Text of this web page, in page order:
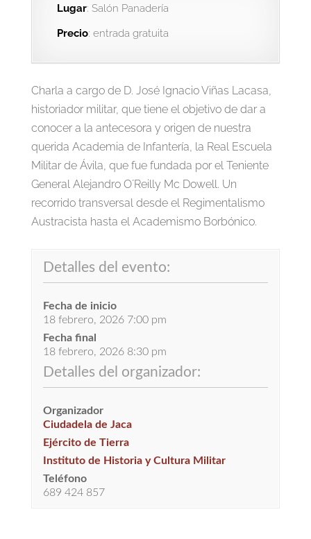
Lugar: Salón Panadería
Precio: entrada gratuita
Charla a cargo de D. José Ignacio Viñas Lacasa,
historiador militar, que tiene el objetivo de dar a
conocer a la antecesora y origen de nuestra
querida Academia de Infantería, la Real Escuela
Militar de Ávila, que fue fundada por el Teniente
General Alejandro O´Reilly Mc Dowell. Un
recorrido transversal desde el Regimentalismo
Austracista hasta el Academismo Borbónico.
Detalles del evento:
Fecha de inicio
18 febrero, 2026 7:00 pm
Fecha final
18 febrero, 2026 8:30 pm
Detalles del organizador:
Organizador
Ciudadela de Jaca
Ejército de Tierra
Instituto de Historia y Cultura Militar
Teléfono
689 424 857